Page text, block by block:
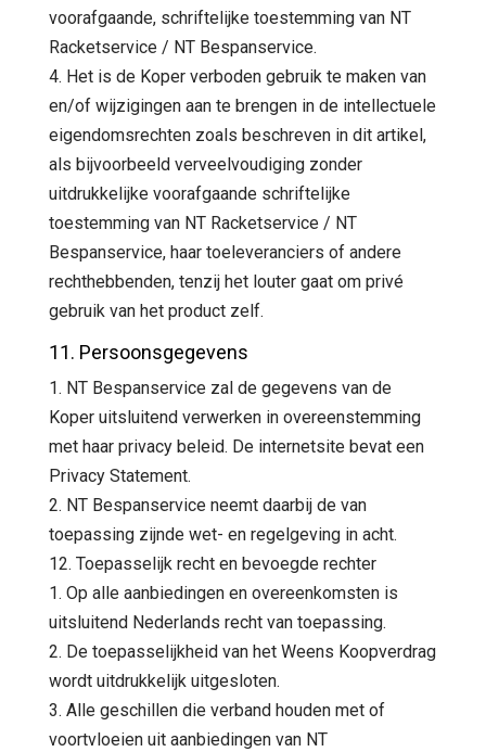
voorafgaande, schriftelijke toestemming van NT
Racketservice / NT Bespanservice.
4. Het is de Koper verboden gebruik te maken van
en/of wijzigingen aan te brengen in de intellectuele
eigendomsrechten zoals beschreven in dit artikel,
als bijvoorbeeld verveelvoudiging zonder
uitdrukkelijke voorafgaande schriftelijke
toestemming van NT Racketservice / NT
Bespanservice, haar toeleveranciers of andere
rechthebbenden, tenzij het louter gaat om privé
gebruik van het product zelf.
11. Persoonsgegevens
1. NT Bespanservice zal de gegevens van de
Koper uitsluitend verwerken in overeenstemming
met haar privacy beleid. De internetsite bevat een
Privacy Statement.
2. NT Bespanservice neemt daarbij de van
toepassing zijnde wet- en regelgeving in acht.
12. Toepasselijk recht en bevoegde rechter
1. Op alle aanbiedingen en overeenkomsten is
uitsluitend Nederlands recht van toepassing.
2. De toepasselijkheid van het Weens Koopverdrag
wordt uitdrukkelijk uitgesloten.
3. Alle geschillen die verband houden met of
voortvloeien uit aanbiedingen van NT